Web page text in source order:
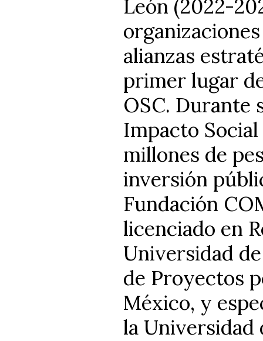
León (2022-
alianzas
primer lugar
OSC. Durante
Impacto
millones de
inversión
Fundación
licenciado en
Universidad
de Proyectos
México, y
la Universidad